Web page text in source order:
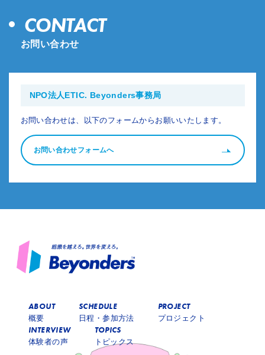
CONTACT
お問い合わせ
NPO法人ETIC. Beyonders事務局
お問い合わせは、以下のフォームからお願いいたします。
お問い合わせフォームへ
ABOUT
概要
SCHEDULE
日程・参加方法
PROJECT
プロジェクト
INTERVIEW
体験者の声
TOPICS
トピックス